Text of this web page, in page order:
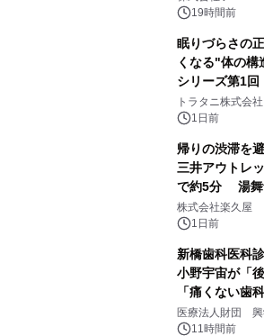
ボグッズも発売
19時間前
眠りづらさの
くなる"体の構
シリーズ第1回
トラタニ株式会社
1日前
帰りの渋滞を
三井アウトレ
で約5分 湯舞
メニューを提供
株式会社楽久屋
1日前
新橋歯科医科
小野宇宙が「
「痛くない歯
療計画」をテ
医療法人財団 興
11時間前